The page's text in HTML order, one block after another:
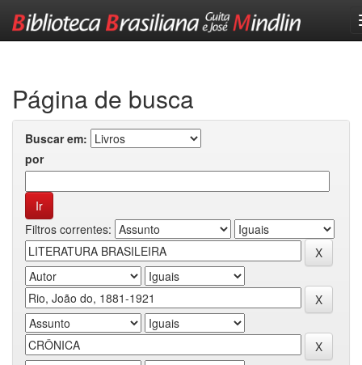
Página de busca
Buscar em:
por
Filtros correntes: